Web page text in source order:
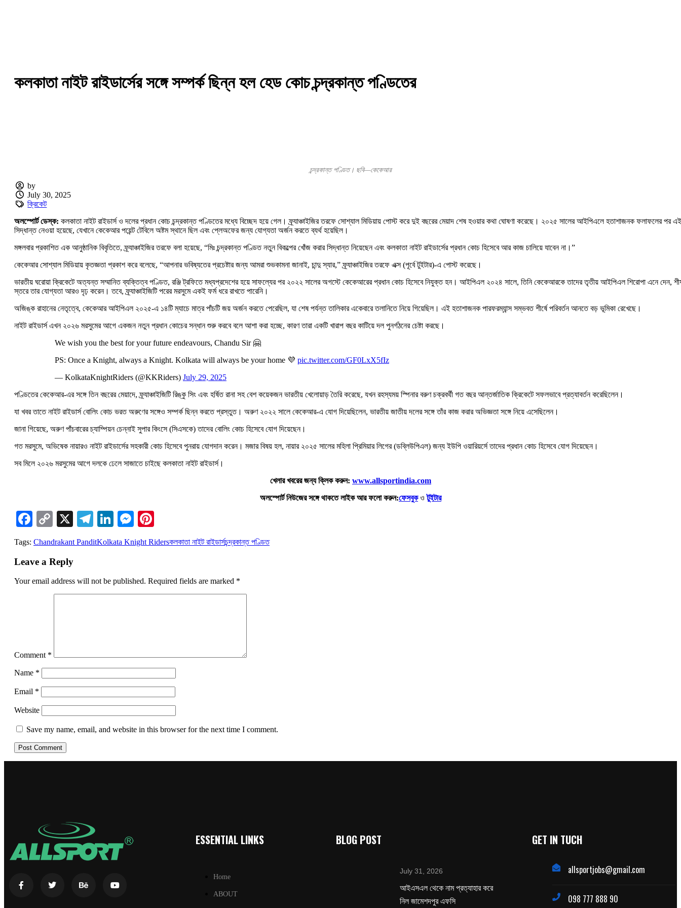
কলকাতা নাইট রাইডার্সের সঙ্গে সম্পর্ক ছিন্ন হল হেড কোচ চন্দ্রকান্ত পণ্ডিতের
চন্দ্রকান্ত পণ্ডিত। ছবি—কেকেআর
by
July 30, 2025
ক্রিকেট
অলস্পোর্ট ডেস্ক: কলকাতা নাইট রাইডার্স ও দলের প্রধান কোচ চন্দ্রকান্ত পণ্ডিতের মধ্যে বিচ্ছেদ হয়ে গেল। ফ্র্যাঞ্চাইজির তরফে সোশ্যাল মিডিয়ায় পোস্ট করে দুই বছরের মেয়াদ শেষ হওয়ার কথা ঘোষণা করেছে। ২০২৫ সালের আইপিএলে হতাশাজনক ফলাফলের পর এই
সিদ্ধান্ত নেওয়া হয়েছে, যেখানে কেকেআর পয়েন্ট টেবিলে অষ্টম স্থানে ছিল এবং প্লেঅফের জন্য যোগ্যতা অর্জন করতে ব্যর্থ হয়েছিল।
মঙ্গলবার প্রকাশিত এক আনুষ্ঠানিক বিবৃতিতে, ফ্র্যাঞ্চাইজির তরফে বলা হয়েছে, “মিঃ চন্দ্রকান্ত পণ্ডিত নতুন বিকল্পের খোঁজ করার সিদ্ধান্ত নিয়েছেন এবং কলকাতা নাইট রাইডার্সের প্রধান কোচ হিসেবে আর কাজ চালিয়ে যাবেন না।”
কেকেআর সোশ্যাল মিডিয়ায় কৃতজ্ঞতা প্রকাশ করে বলেছে, “আপনার ভবিষ্যতের প্রচেষ্টার জন্য আমরা শুভকামনা জানাই, চান্দু স্যার,” ফ্র্যাঞ্চাইজির তরফে এক্স (পূর্বে টুইটার)-এ পোস্ট করেছে।
ভারতীয় ঘরোয়া ক্রিকেটে অত্যন্ত সম্মানিত ব্যক্তিত্ব পণ্ডিত, রঞ্জি ট্রফিতে মধ্যপ্রদেশের হয়ে সাফল্যের পর ২০২২ সালের অগস্টে কেকেআরের প্রধান কোচ হিসেবে নিযুক্ত হন। আইপিএল ২০২৪ সালে, তিনি কেকেআরকে তাদের তৃতীয় আইপিএল শিরোপা এনে দেন,
স্তরে তার যোগ্যতা আরও দৃঢ় করেন। তবে, ফ্র্যাঞ্চাইজিটি পরের মরসুমে একই ফর্ম ধরে রাখতে পারেনি।
অজিঙ্ক রাহানের নেতৃত্বে, কেকেআর আইপিএল ২০২৫-এ ১৪টি ম্যাচে মাত্র পাঁচটি জয় অর্জন করতে পেরেছিল, যা শেষ পর্যন্ত তালিকার একেবারে তলানিতে নিয়ে গিয়েছিল। এই হতাশাজনক পারফরম্যান্স সম্ভবত শীর্ষে পরিবর্তন আনতে বড় ভূমিকা রেখেছে।
নাইট রাইডার্স এখন ২০২৬ মরসুমের আগে একজন নতুন প্রধান কোচের সন্ধান শুরু করবে বলে আশা করা হচ্ছে, কারণ তারা একটি খারাপ বছর কাটিয়ে দল পুনর্গঠনের চেষ্টা করছে।
We wish you the best for your future endeavours, Chandu Sir 🤗
PS: Once a Knight, always a Knight. Kolkata will always be your home 💜 pic.twitter.com/GF0LxX5fIz
— KolkataKnightRiders (@KKRiders) July 29, 2025
পণ্ডিতের কেকেআর-এর সঙ্গে তিন বছরের মেয়াদে, ফ্র্যাঞ্চাইজিটি রিঙ্কু সিং এবং হর্ষিত রানা সহ বেশ কয়েকজন ভারতীয় খেলোয়াড় তৈরি করেছে, যখন রহস্যময় স্পিনার বরুণ চক্রবর্থী গত বছর আন্তর্জাতিক ক্রিকেটে সফলভাবে প্রত্যাবর্তন করেছিলেন।
যা খবর তাতে নাইট রাইডার্স বোলিং কোচ ভরত অরুণের সঙ্গেও সম্পর্ক ছিন্ন করতে প্রস্তুত। অরুণ ২০২২ সালে কেকেআর-এ যোগ দিয়েছিলেন, ভারতীয় জাতীয় দলের সঙ্গে তাঁর কাজ করার অভিজ্ঞতা সঙ্গে নিয়ে এসেছিলেন।
জানা গিয়েছে, অরুণ পাঁচবারের চ্যাম্পিয়ন চেন্নাই সুপার কিংসে (সিএসকে) তাদের বোলিং কোচ হিসেবে যোগ দিয়েছেন।
গত মরসুমে, অভিষেক নায়ারও নাইট রাইডার্সের সহকারী কোচ হিসেবে পুনরায় যোগদান করেন। মজার বিষয় হল, নায়ার ২০২৫ সালের মহিলা প্রিমিয়ার লিগের (ডব্লিউপিএল) জন্য ইউপি ওয়ারিয়র্সে তাদের প্রধান কোচ হিসেবে যোগ দিয়েছেন।
সব মিলে ২০২৬ মরসুমের আগে দলকে ঢেলে সাজাতে চাইছে কলকাতা নাইট রাইডার্স।
খেলার খবরের জন্য ক্লিক করুন: www.allsportindia.com
অলস্পোর্ট নিউজের সঙ্গে থাকতে লাইক আর ফলো করুন:ফেসবুকওটুইটার
Facebook
Copy
Link
X Telegram
LinkedIn
Messenger
Tags: Chandrakant PanditKolkata Knight Ridersকলকাতা নাইট রাইডার্সচন্দ্রকান্ত পণ্ডিত
Leave a Reply
Your email address will not be published. Required fields are marked *
Comment *
Name *
Email *
Website
Save my name, email, and website in this browser for the next time I comment.
ESSENTIAL LINKS
Home
ABOUT
BLOG POST
July 31, 2026
‌আইএসএল থেকে নাম প্রত্যাহার করে
নিল জামেশদপুর এফসি
GET IN TUCH
allsportjobs@gmail.com
098 777 888 90